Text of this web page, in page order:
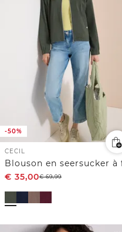
-50%
CECIL
€ 35,00€69,99